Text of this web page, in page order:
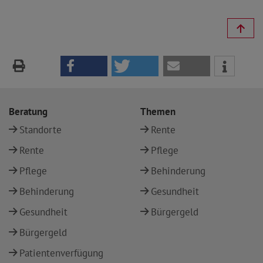
Beratung
Standorte
Rente
Pflege
Behinderung
Gesundheit
Bürgergeld
Patientenverfügung
Themen
Rente
Pflege
Behinderung
Gesundheit
Bürgergeld